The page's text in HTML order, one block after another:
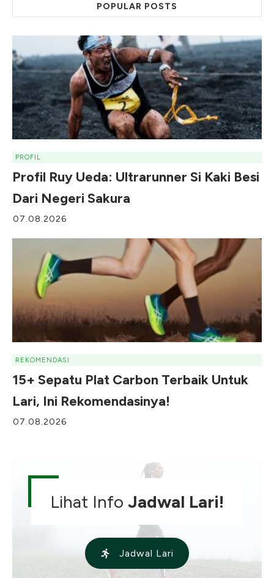
POPULAR POSTS
PROFIL
Profil Ruy Ueda: Ultrarunner Si Kaki Besi
Dari Negeri Sakura
07.08.2026
REKOMENDASI
15+ Sepatu Plat Carbon Terbaik Untuk
Lari, Ini Rekomendasinya!
07.08.2026
Lihat Info Jadwal Lari!
Jadwal Lari